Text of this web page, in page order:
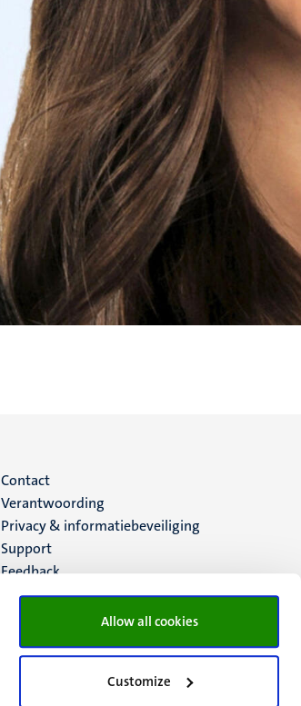
Allow all cookies
Customize
Menu
footer
(NL)
Contact
Verantwoording
Privacy & informatiebeveiliging
Support
Feedback